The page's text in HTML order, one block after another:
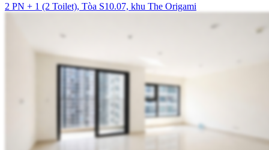
2 PN + 1 (2 Toilet), Tòa S10.07, khu The Origami